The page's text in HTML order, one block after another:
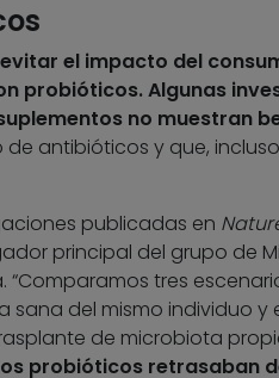
el impacto del
probióticos. Algunas
no muestran
antibióticos y que,
publicadas en
principal del grupo de
“Comparamos tres
del mismo individuo y
de microbiota
probióticos retrasaban